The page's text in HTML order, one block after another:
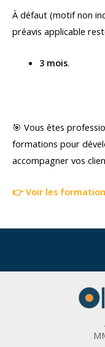
À défaut (motif non
préavis applicable
3 mois.
🎯 Vous êtes
formations pour
accompagner vos
👉 Voir les